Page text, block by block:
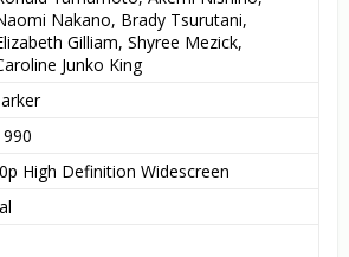
Nakano, Brady Tsurutani,
Gilliam, Shyree Mezick,
Junko King
High Definition Widescreen